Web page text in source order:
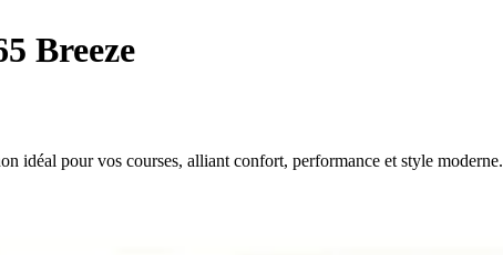
Breeze
idéal pour vos courses, alliant confort, performance et style moderne.